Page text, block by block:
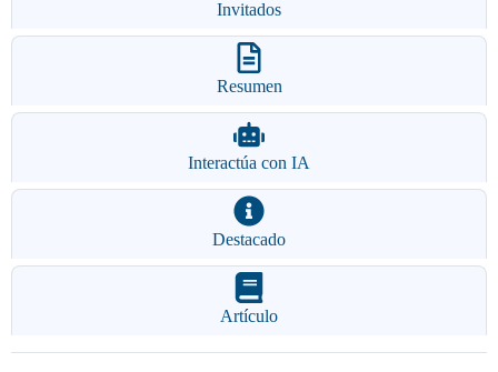
Invitados
Resumen
Interactúa con IA
Destacado
Artículo